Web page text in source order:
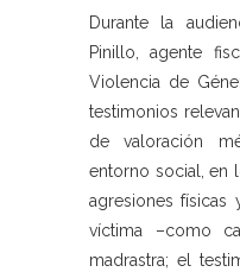
Durante la
Pinillo, agente
Violencia de
testimonios
de valoración
entorno social, en
agresiones físicas
víctima –como
madrastra; el